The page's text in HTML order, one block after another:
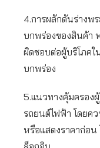
4.การผลักดันร่างพ
บกพร่องของสินค้า
ผิดชอบต่อผู้บริโภค
บกพร่อง
5.แนวทางคุ้มครอง
รถยนต์ไฟฟ้า โดยค
หรือแสดงราคาก่อน